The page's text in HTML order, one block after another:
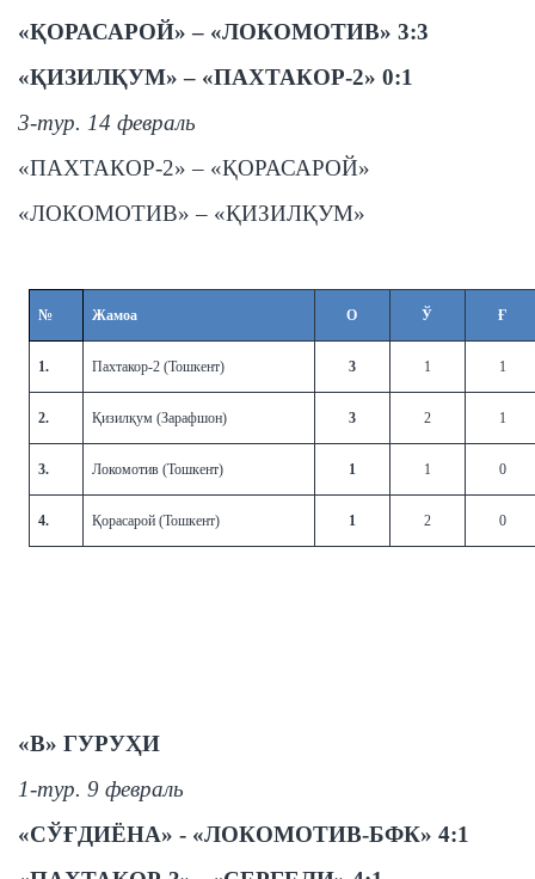
«ҚОРАСАРОЙ» – «ЛОКОМОТИВ» 3:3
«ҚИЗИЛҚУМ» – «ПАХТАКОР-2» 0:1
3-тур. 14 февраль
«ПАХТАКОР-2» – «ҚОРАСАРОЙ»
«ЛОКОМОТИВ» – «ҚИЗИЛҚУМ»
№ Жамоа О Ў Ғ
1. Пахтакор-2 (Тошкент) 3 1 1
2. Қизилқум (Зарафшон) 3 2 1
3. Локомотив (Тошкент) 1 1 0
4. Қорасарой (Тошкент) 1 2 0
«В» ГУРУҲИ
1-тур. 9 февраль
«СЎҒДИЁНА» - «ЛОКОМОТИВ-БФК» 4:1